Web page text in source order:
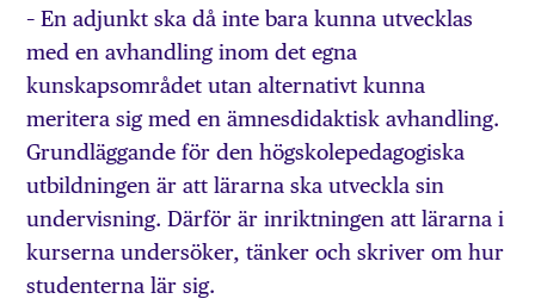
– En adjunkt ska då inte bara kunna utvecklas
med en avhandling inom det egna
kunskapsområdet utan alternativt kunna
meritera sig med en ämnesdidaktisk avhandling.
Grundläggande för den högskolepedagogiska
utbildningen är att lärarna ska utveckla sin
undervisning. Därför är inriktningen att lärarna i
kurserna undersöker, tänker och skriver om hur
studenterna lär sig.